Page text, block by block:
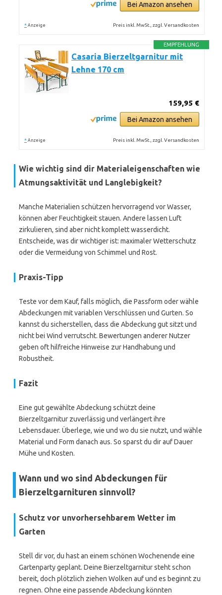
Bei Amazon ansehen
* Anzeige Preis inkl. MwSt., zzgl. Versandkosten
EMPFEHLUNG
Casaria Bierzeltgarnitur mit
Lehne 170 cm
159,95 €
Bei Amazon ansehen
* Anzeige Preis inkl. MwSt., zzgl. Versandkosten
Wie wichtig sind dir Materialeigenschaften wie
Atmungsaktivität und Langlebigkeit?
Manche Materialien schützen hervorragend vor Wasser,
können aber Feuchtigkeit stauen. Andere lassen Luft
zirkulieren, sind aber nicht komplett wasserdicht.
Entscheide, was dir wichtiger ist: maximaler Wetterschutz
oder die Vermeidung von Schimmel und Rost.
Praxis-Tipp
Teste vor dem Kauf, falls möglich, die Passform oder wähle
Abdeckungen mit variablen Verschlüssen und Gurten. So
kannst du sicherstellen, dass die Abdeckung gut sitzt und
nicht bei Wind verrutscht. Bewertungen anderer Nutzer
geben oft hilfreiche Hinweise zur Handhabung und
Robustheit.
Fazit
Eine gut gewählte Abdeckung schützt deine
Bierzeltgarnitur zuverlässig und verlängert ihre
Lebensdauer. Überlege, wie und wo du sie nutzt, und wähle
Material und Form danach aus. So sparst du dir auf Dauer
Mühe und Kosten.
Wann und wo sind Abdeckungen für
Bierzeltgarnituren sinnvoll?
Schutz vor unvorhersehbarem Wetter im
Garten
Stell dir vor, du hast an einem schönen Wochenende eine
Gartenparty geplant. Deine Bierzeltgarnitur steht schon
bereit, doch plötzlich ziehen Wolken auf und es beginnt zu
regnen. Ohne eine passende Abdeckung könnten